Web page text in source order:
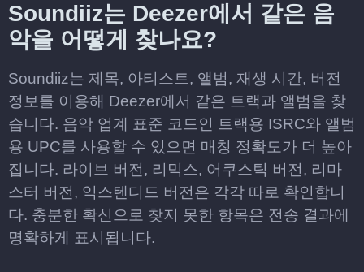
Soundiiz는 Deezer에서 같은 음
악을 어떻게 찾나요?
Soundiiz는 제목, 아티스트, 앨범, 재생 시간, 버전
정보를 이용해 Deezer에서 같은 트랙과 앨범을 찾
습니다. 음악 업계 표준 코드인 트랙용 ISRC와 앨범
용 UPC를 사용할 수 있으면 매칭 정확도가 더 높아
집니다. 라이브 버전, 리믹스, 어쿠스틱 버전, 리마
스터 버전, 익스텐디드 버전은 각각 따로 확인합니
다. 충분한 확신으로 찾지 못한 항목은 전송 결과에
명확하게 표시됩니다.